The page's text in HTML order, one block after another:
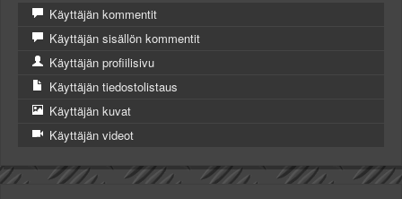
Palaute
Kevytversio
Käyttäjän kommentit
Käyttäjän sisällön kommentit
Käyttäjän profiilisivu
Käyttäjän tiedostolistaus
Käyttäjän kuvat
Käyttäjän videot